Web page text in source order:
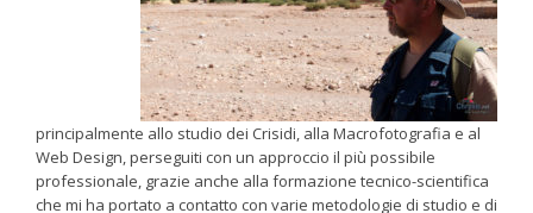
principalmente allo studio dei Crisidi, alla Macrofotografia e al
Web Design, perseguiti con un approccio il più possibile
professionale, grazie anche alla formazione tecnico-scientifica
che mi ha portato a contatto con varie metodologie di studio e di